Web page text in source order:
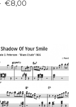
€8,00